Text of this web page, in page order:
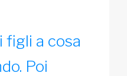
figli a cosa
Poi